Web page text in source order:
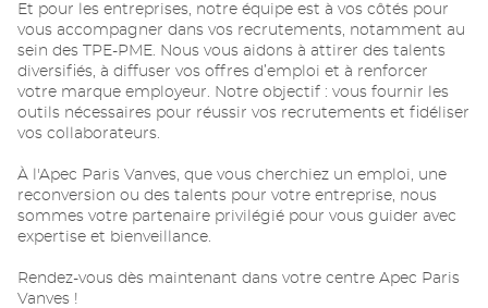
Et pour les entreprises, notre équipe est à vos côtés pour
vous accompagner dans vos recrutements, notamment au
sein des TPE-PME. Nous vous aidons à attirer des talents
diversifiés, à diffuser vos offres d’emploi et à renforcer
votre marque employeur. Notre objectif : vous fournir les
outils nécessaires pour réussir vos recrutements et fidéliser
vos collaborateurs.
À l'Apec Paris Vanves, que vous cherchiez un emploi, une
reconversion ou des talents pour votre entreprise, nous
sommes votre partenaire privilégié pour vous guider avec
expertise et bienveillance.
Rendez-vous dès maintenant dans votre centre Apec Paris
Vanves !